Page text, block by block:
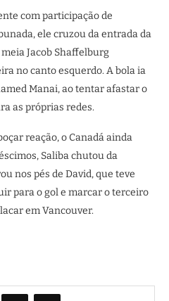
com participação de
ele cruzou da entrada da
Jacob Shaffelburg
no canto esquerdo. A bola ia
Manai, ao tentar afastar o
as próprias redes.
reação, o Canadá ainda
Saliba chutou da
nos pés de David, que teve
para o gol e marcar o terceiro
em Vancouver.